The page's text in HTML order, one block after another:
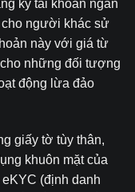
ký tài khoản ngân
cho người khác sử
này với giá từ
những đối tượng
động lừa đảo
giấy tờ tùy thân,
khuôn mặt của
(định danh